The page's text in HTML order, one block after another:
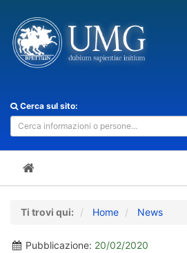
Cerca sul sito:
Ti trovi qui: Home News
Pubblicazione: 20/02/2020